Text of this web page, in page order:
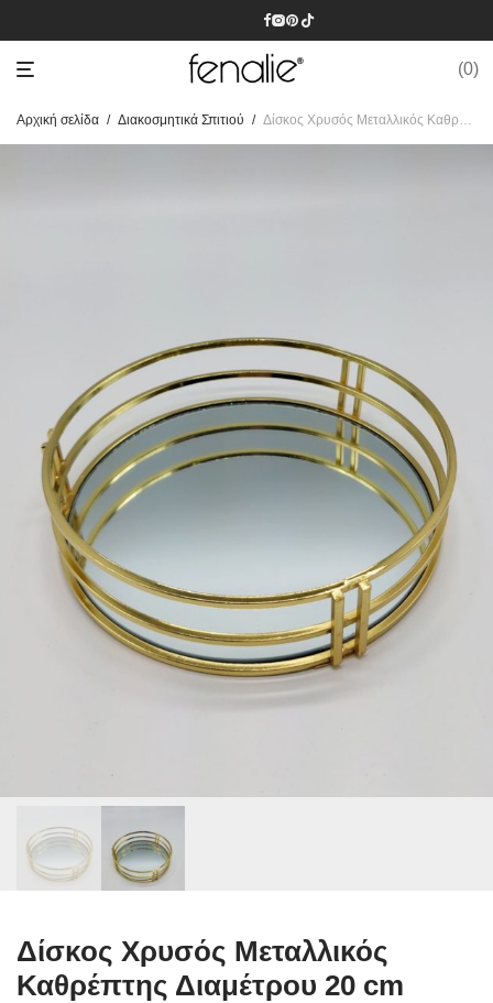
0
Αρχική σελίδα / Διακοσμητικά Σπιτιού / Δίσκος Χρυσός Μεταλλικός Καθρέπτης Διαμέτρου 20 cm
Δίσκος Χρυσός Μεταλλικός
Καθρέπτης Διαμέτρου 20 cm